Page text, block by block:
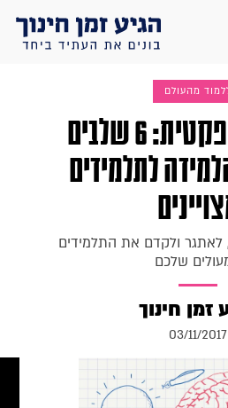
מהעולם
למידה קומפקטית: 6 שלבים
לתלמידים
לאתגר ולקדם את התלמידים
שלכם
זמן חינוך
03/11/2017